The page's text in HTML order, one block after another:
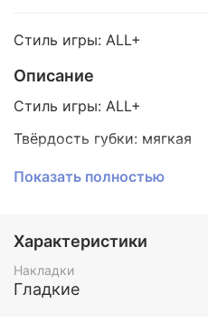
Стиль игры: ALL+
Описание
Стиль игры: ALL+
Твёрдость губки: мягкая
Скорость: 85
Контроль: 96
Это универсальная
эластичности. Игроки,
Показать полностью
Характеристики
Накладки
Гладкие